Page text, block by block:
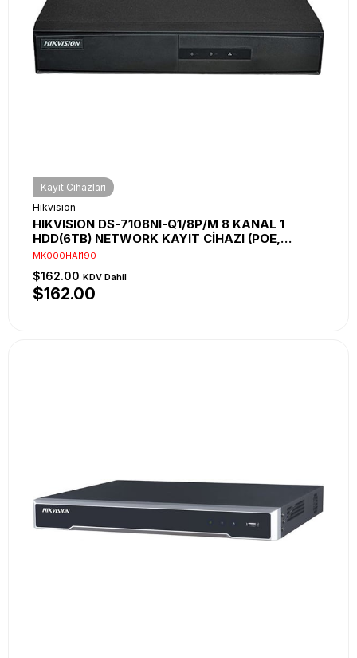
Kayıt Cihazları
Hikvision
HIKVISION DS-7108NI-Q1/8P/M 8 KANAL 1
HDD(6TB) NETWORK KAYIT CİHAZI (POE,
METAL KASA, 2K)
MK000HAI190
$162.00 KDV Dahil
$162.00